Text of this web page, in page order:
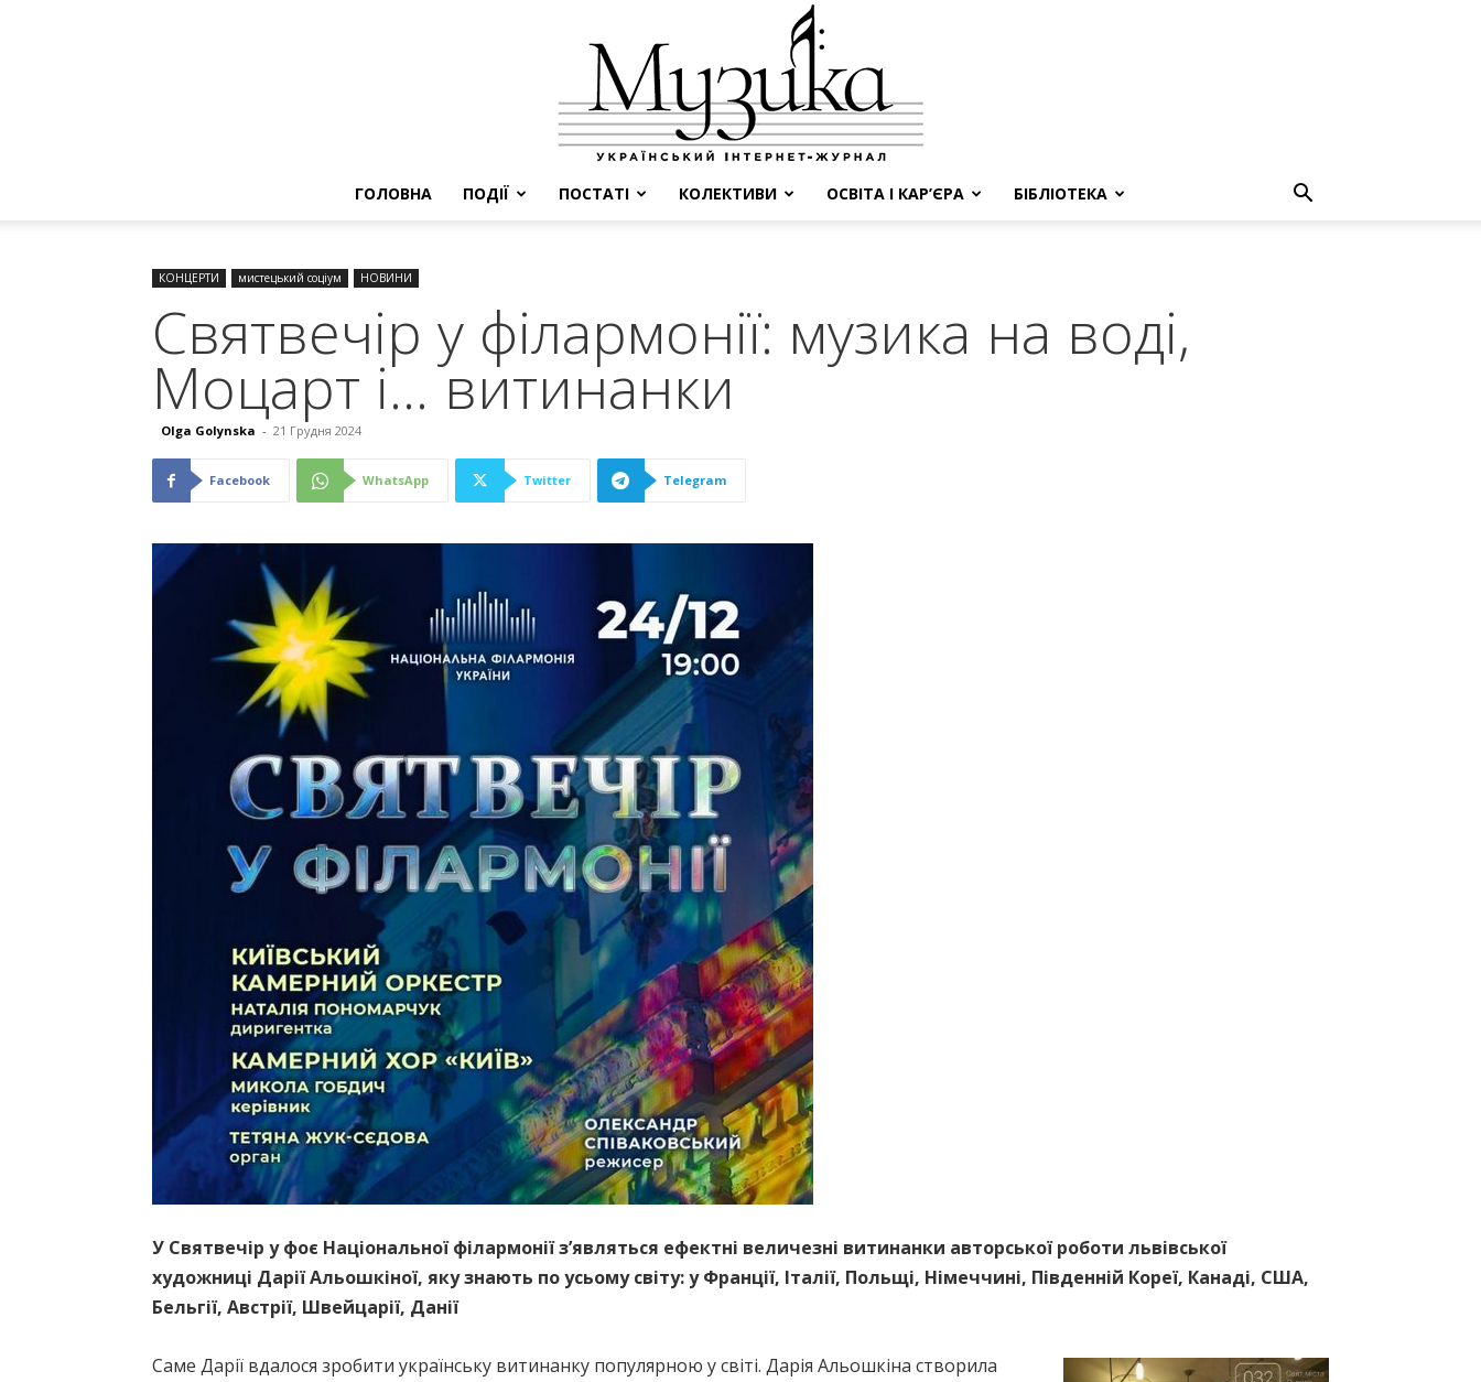
ГОЛОВНА ПОДІЇ ПОСТАТІ КОЛЕКТИВИ ОСВІТА І КАР’ЄРА БІБЛІОТЕКА
КОНЦЕРТИ мистецький соціум НОВИНИ
Святвечір у філармонії: музика на воді,
Моцарт і… витинанки
Olga Golynska - 21 Грудня 2024
Facebook WhatsApp Twitter Telegram
У Святвечір у фоє Національної філармонії з’являться ефектні величезні витинанки авторської роботи львівської
художниці Дарії Альошкіної, яку знають по усьому світу: у Франції, Італії, Польщі, Німеччині, Південній Кореї, Канаді, США,
Бельгії, Австрії, Швейцарії, Данії
Саме Дарії вдалося зробити українську витинанку популярною у світі. Дарія Альошкіна створила